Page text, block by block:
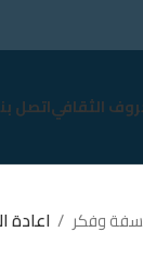
الثقافياتصل
وفكر اعادة